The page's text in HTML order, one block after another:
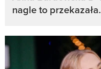
nagle to